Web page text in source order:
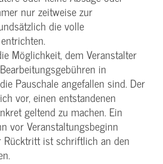
nur zeitweise zur
die volle
Möglichkeit, dem Veranstalter
in
Pauschale angefallen sind. Der
vor, einen entstandenen
geltend zu machen. Ein
vor Veranstaltungsbeginn
Rücktritt ist schriftlich an den